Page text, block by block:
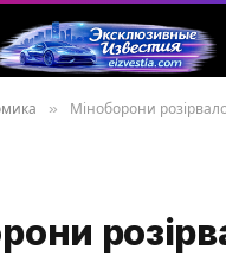
» Міноборони розірвало останній контракт з